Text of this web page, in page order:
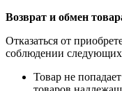
Возврат и обмен
Отказаться от
соблюдении
Товар не